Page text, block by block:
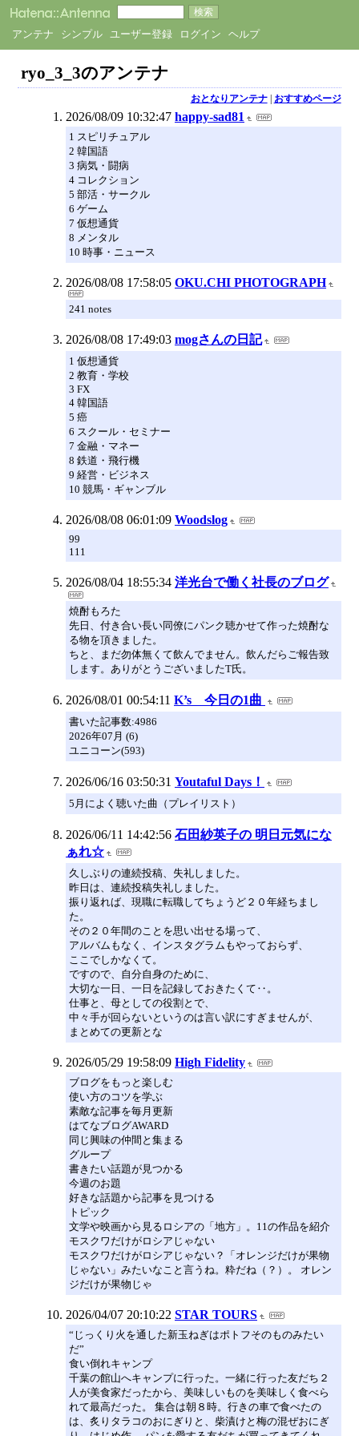
アンテナ シンプル ユーザー登録 ログイン ヘルプ
ryo_3_3のアンテナ
おとなりアンテナ| おすすめページ
2026/08/09 10:32:47 happy-sad81
1 スピリチュアル
2 韓国語
3 病気・闘病
4 コレクション
5 部活・サークル
6 ゲーム
7 仮想通貨
8 メンタル
10 時事・ニュース
2026/08/08 17:58:05 OKU.CHI PHOTOGRAPH
241 notes
2026/08/08 17:49:03 mogさんの日記
1 仮想通貨
2 教育・学校
3 FX
4 韓国語
5 癌
6 スクール・セミナー
7 金融・マネー
8 鉄道・飛行機
9 経営・ビジネス
10 競馬・ギャンブル
2026/08/08 06:01:09 Woodslog
99
111
2026/08/04 18:55:34 洋光台で働く社長のブログ
焼酎もろた
先日、付き合い長い同僚にパンク聴かせて作った焼酎な
る物を頂きました。
ちと、まだ勿体無くて飲んでません。飲んだらご報告致
します。ありがとうございましたT氏。
2026/08/01 00:54:11 K’s 今日の1曲
書いた記事数:4986
2026年07月 (6)
ユニコーン(593)
2026/06/16 03:50:31 Youtaful Days！
5月によく聴いた曲（プレイリスト）
2026/06/11 14:42:56 石田紗英子の 明日元気にな
ぁれ☆
久しぶりの連続投稿、失礼しました。
昨日は、連続投稿失礼しました。
振り返れば、現職に転職してちょうど２０年経ちまし
た。
その２０年間のことを思い出せる場って、
アルバムもなく、インスタグラムもやっておらず、
ここでしかなくて。
ですので、自分自身のために、
大切な一日、一日を記録しておきたくて‥。
仕事と、母としての役割とで、
中々手が回らないというのは言い訳にすぎませんが、
まとめての更新とな
2026/05/29 19:58:09 High Fidelity
ブログをもっと楽しむ
使い方のコツを学ぶ
素敵な記事を毎月更新
はてなブログAWARD
同じ興味の仲間と集まる
グループ
書きたい話題が見つかる
今週のお題
好きな話題から記事を見つける
トピック
文学や映画から見るロシアの「地方」。11の作品を紹介
モスクワだけがロシアじゃない
モスクワだけがロシアじゃない？「オレンジだけが果物
じゃない」みたいなこと言うね。粋だね（？）。 オレン
ジだけが果物じゃ
2026/04/07 20:10:22 STAR TOURS
“じっくり火を通した新玉ねぎはポトフそのものみたい
だ”
食い倒れキャンプ
千葉の館山へキャンプに行った。一緒に行った友だち２
人が美食家だったから、美味しいものを美味しく食べら
れて最高だった。 集合は朝８時。行きの車で食べたの
は、炙りタラコのおにぎりと、柴漬けと梅の混ぜおにぎ